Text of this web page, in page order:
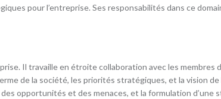
pour l’entreprise. Ses responsabilités dans ce
Il travaille en étroite collaboration avec les membres
de la société, les priorités stratégiques, et la vision
opportunités et des menaces, et la formulation d’une